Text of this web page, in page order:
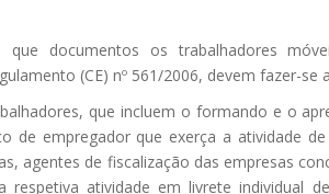
que documentos os trabalhadores
(CE) nº 561/2006, devem fazer-se
que incluem o formando e o
de empregador que exerça a atividade
agentes de fiscalização das empresas
respetiva atividade em livrete individual